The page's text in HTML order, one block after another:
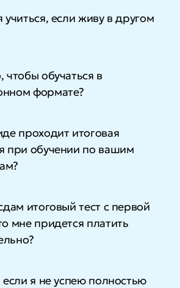
учиться, если живу в другом
чтобы обучаться в
формате?
проходит итоговая
при обучении по вашим
итоговый тест с первой
мне придется платить
если я не успею полностью